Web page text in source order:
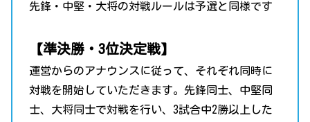
先鋒・中堅・大将の対戦ルールは予選と同様です
【準決勝・3位決定戦】
運営からのアナウンスに従って、それぞれ同時に
対戦を開始していただきます。先鋒同士、中堅同
士、大将同士で対戦を行い、3試合中2勝以上した